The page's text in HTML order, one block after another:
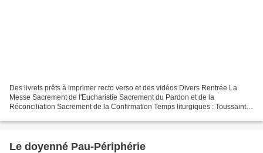
Des livrets prêts à imprimer recto verso et des vidéos Divers Rentrée La
Messe Sacrement de l'Eucharistie Sacrement du Pardon et de la
Réconciliation Sacrement de la Confirmation Temps liturgiques : Toussaint,
Le doyenné Pau-Périphérie